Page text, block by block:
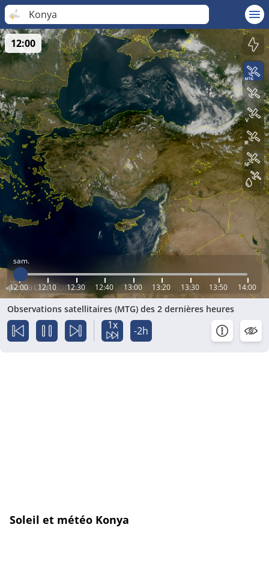
Konya
sam.
12:00 12:10 12:30 12:40 13:00 13:20 13:30 13:50 14:00
12:00
Observations satellitaires (MTG) des 2 dernières heures
1x -2h
Soleil et météo Konya